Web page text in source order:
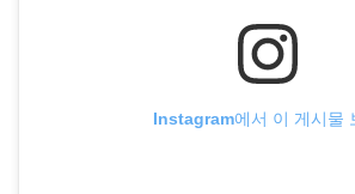
Instagram에서 이 게시물